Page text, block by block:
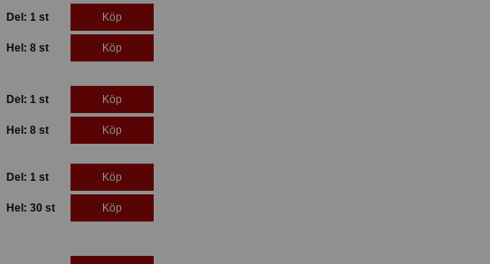
Del: 1 st Köp
Hel: 8 st Köp
Del: 1 st Köp
Hel: 8 st Köp
Del: 1 st Köp
Hel: 30 st Köp